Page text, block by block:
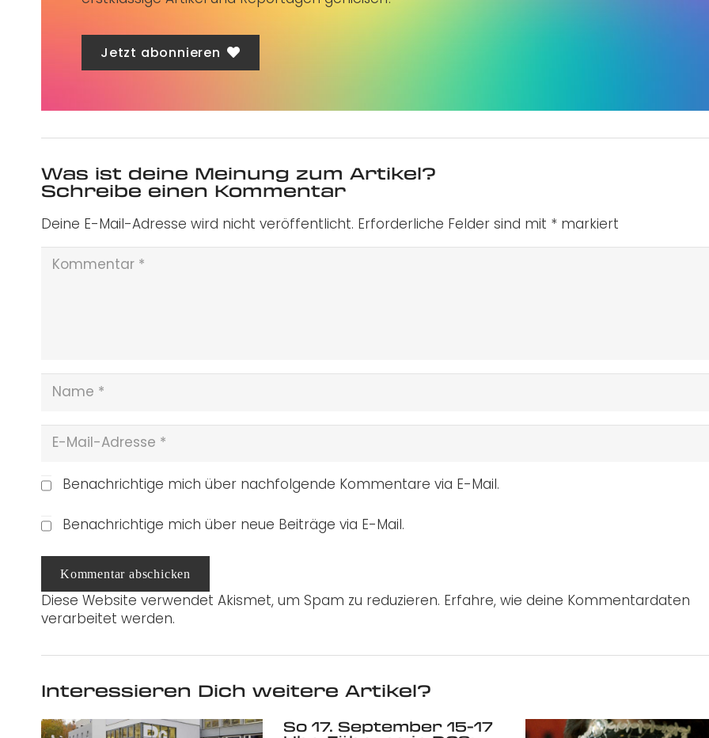
Jetzt abonnieren
Was ist deine Meinung zum Artikel?
Schreibe einen Kommentar
Deine E-Mail-Adresse wird nicht veröffentlicht. Erforderliche Felder sind mit * markiert
Benachrichtige mich über nachfolgende Kommentare via E-Mail.
Benachrichtige mich über neue Beiträge via E-Mail.
Kommentar abschicken
Diese Website verwendet Akismet, um Spam zu reduzieren. Erfahre, wie deine Kommentardaten
verarbeitet werden.
Interessieren Dich weitere Artikel?
So 17. September 15-17